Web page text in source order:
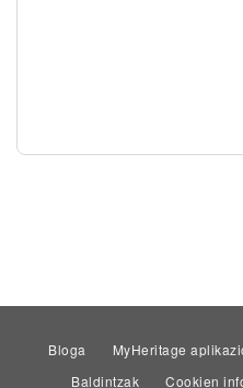
Bloga MyHeritage
Baldintzak Cookien